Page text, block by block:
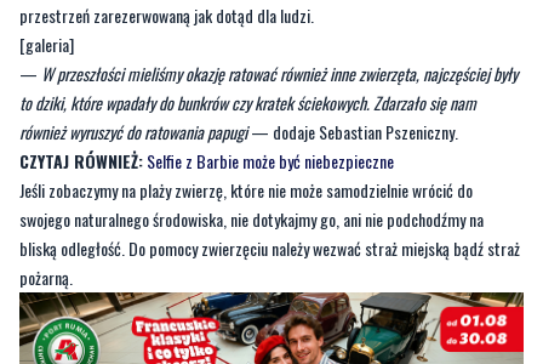
przestrzeń zarezerwowaną jak dotąd dla ludzi.
[galeria]
— W przeszłości mieliśmy okazję ratować również inne zwierzęta, najczęściej były
to dziki, które wpadały do bunkrów czy kratek ściekowych. Zdarzało się nam
również wyruszyć do ratowania papugi— dodaje Sebastian Pszeniczny.
CZYTAJ RÓWNIEŻ:Selfie z Barbie może być niebezpieczne
Jeśli zobaczymy na plaży zwierzę, które nie może samodzielnie wrócić do
swojego naturalnego środowiska, nie dotykajmy go, ani nie podchodźmy na
bliską odległość. Do pomocy zwierzęciu należy wezwać straż miejską bądź straż
pożarną.